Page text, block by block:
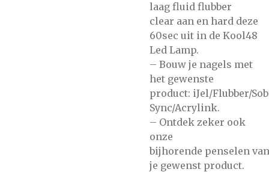
laag fluid flubber
clear aan en hard deze
60sec uit in de Kool48
Led Lamp.
– Bouw je nagels met
het gewenste
product: iJel/Flubber/
Sync/Acrylink.
– Ontdek zeker ook
onze
bijhorende penselen van
je gewenst product.